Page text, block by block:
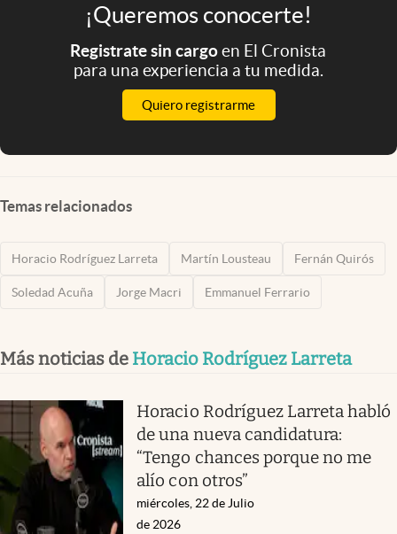
¡Queremos conocerte!
Registrate sin cargoen El Cronista
para una experiencia a tu medida.
Quiero registrarme
Temas relacionados
Horacio Rodríguez Larreta Martín Lousteau Fernán Quirós
Soledad Acuña Jorge Macri Emmanuel Ferrario
Más noticias de Horacio Rodríguez Larreta
Horacio Rodríguez Larreta habló
de una nueva candidatura:
“Tengo chances porque no me
alío con otros”
miércoles, 22 de Julio
de 2026